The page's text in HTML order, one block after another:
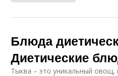
Блюда
Диетические
Тыква – это уникальный овощ,